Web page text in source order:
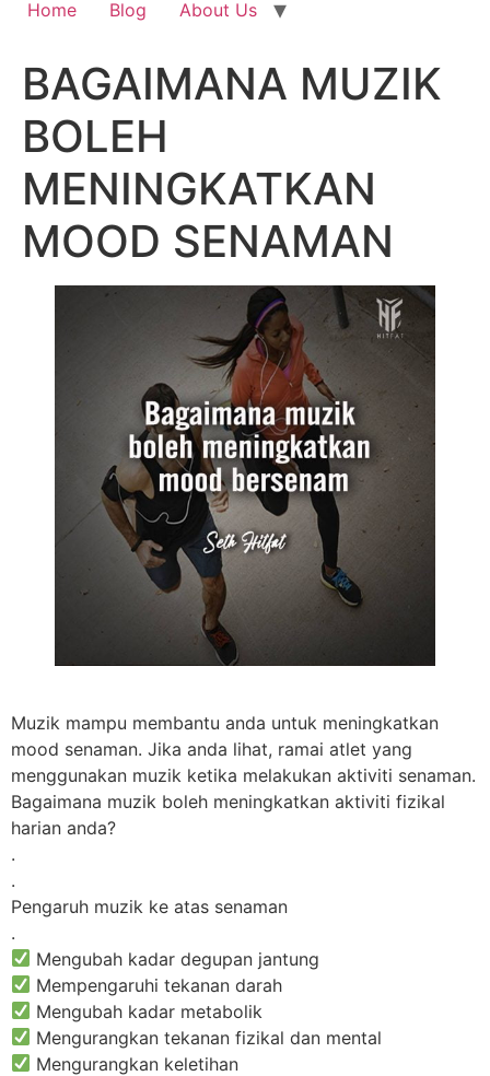
Home Blog About Us
BAGAIMANA MUZIK
BOLEH
MENINGKATKAN
MOOD SENAMAN
Muzik mampu membantu anda untuk meningkatkan
mood senaman. Jika anda lihat, ramai atlet yang
menggunakan muzik ketika melakukan aktiviti senaman.
Bagaimana muzik boleh meningkatkan aktiviti fizikal
harian anda?
.
.
Pengaruh muzik ke atas senaman
.
Mengubah kadar degupan jantung
Mempengaruhi tekanan darah
Mengubah kadar metabolik
Mengurangkan tekanan fizikal dan mental
Mengurangkan keletihan